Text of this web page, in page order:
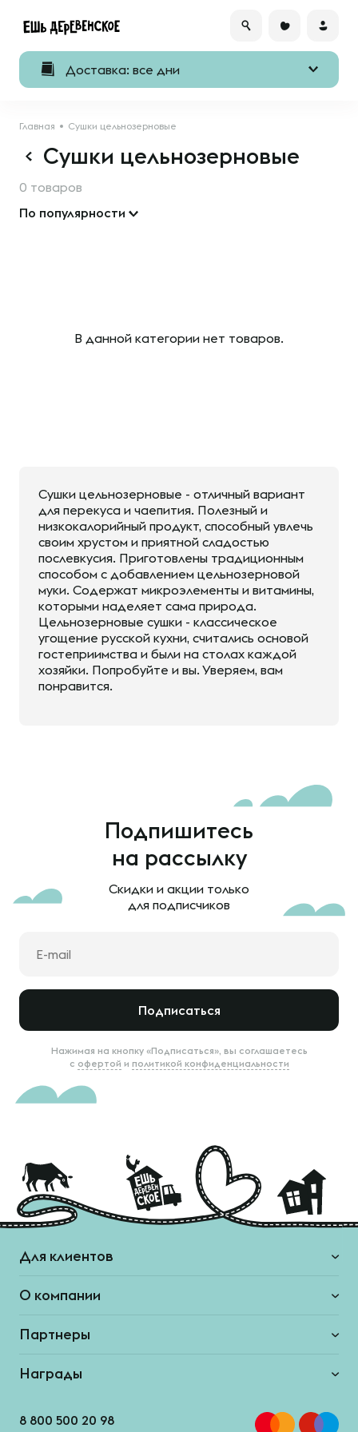
Доставка: все дни
Главная Сушки цельнозерновые
Сушки цельнозерновые
0 товаров
По популярности
В данной категории нет товаров.
Сушки цельнозерновые - отличный вариант
для перекуса и чаепития. Полезный и
низкокалорийный продукт, способный увлечь
своим хрустом и приятной сладостью
послевкусия. Приготовлены традиционным
способом с добавлением цельнозерновой
муки. Содержат микроэлементы и витамины,
которыми наделяет сама природа.
Цельнозерновые сушки - классическое
угощение русской кухни, считались основой
гостеприимства и были на столах каждой
хозяйки. Попробуйте и вы. Уверяем, вам
понравится.
Подпишитесь
на рассылку
Скидки и акции только
для подписчиков
Подписаться
Нажимая на кнопку «Подписаться», вы соглашаетесь
с офертой и политикой конфиденциальности
Для клиентов
О компании
Партнеры
Награды
8 800 500 20 98